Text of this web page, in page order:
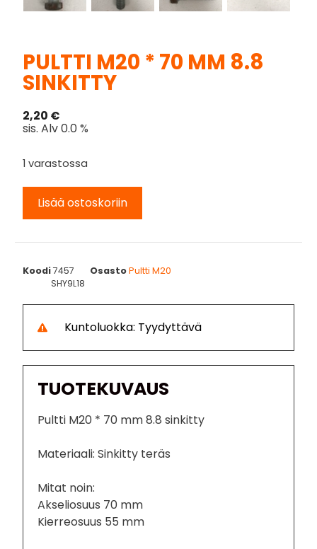
PULTTI M20 * 70 MM 8.8
SINKITTY
2,20 €
sis. Alv 0.0 %
1 varastossa
Lisää ostoskoriin
Koodi7457 OsastoPultti M20
SHY9L18
Kuntoluokka: Tyydyttävä
TUOTEKUVAUS
Pultti M20 * 70 mm 8.8 sinkitty
Materiaali: Sinkitty teräs
Mitat noin:
Akseliosuus 70 mm
Kierreosuus 55 mm